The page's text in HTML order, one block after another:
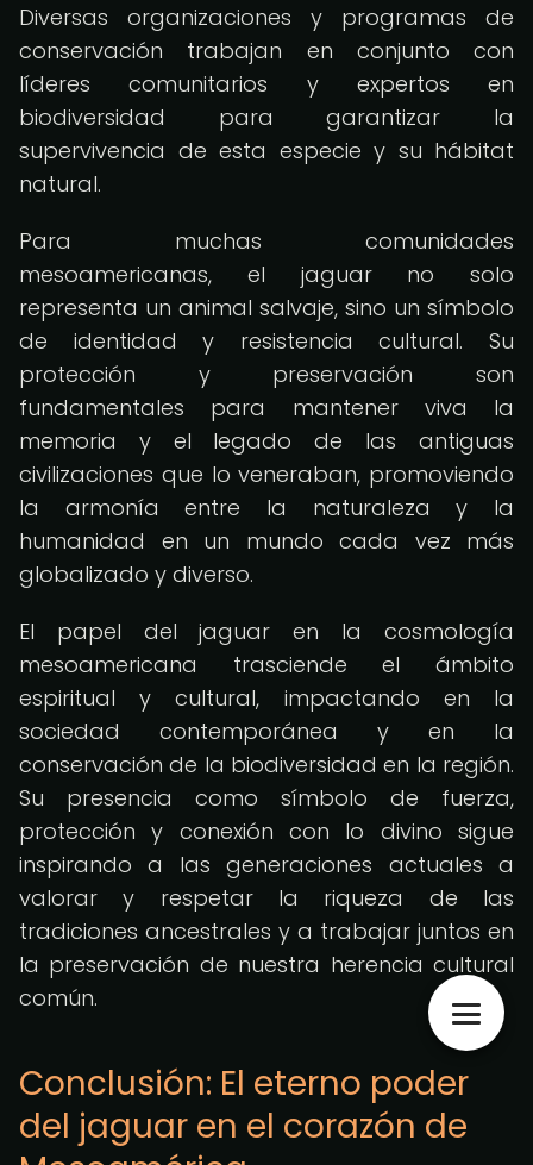
Diversas organizaciones y programas de
conservación trabajan en conjunto con
líderes comunitarios y expertos en
biodiversidad para garantizar la
supervivencia de esta especie y su hábitat
natural.
Para muchas comunidades
mesoamericanas, el jaguar no solo
representa un animal salvaje, sino un símbolo
de identidad y resistencia cultural. Su
protección y preservación son
fundamentales para mantener viva la
memoria y el legado de las antiguas
civilizaciones que lo veneraban, promoviendo
la armonía entre la naturaleza y la
humanidad en un mundo cada vez más
globalizado y diverso.
El papel del jaguar en la cosmología
mesoamericana trasciende el ámbito
espiritual y cultural, impactando en la
sociedad contemporánea y en la
conservación de la biodiversidad en la región.
Su presencia como símbolo de fuerza,
protección y conexión con lo divino sigue
inspirando a las generaciones actuales a
valorar y respetar la riqueza de las
tradiciones ancestrales y a trabajar juntos en
la preservación de nuestra herencia cultural
común.
Conclusión: El eterno poder
del jaguar en el corazón de